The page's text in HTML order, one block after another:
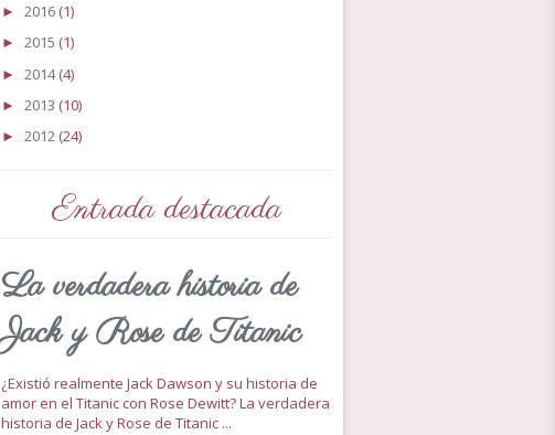
► 2016 (1)
► 2015 (1)
► 2014(4)
► 2013 (10)
► 2012 (24)
Entrada destacada
La verdadera historia de
Jack y Rose de Titanic
¿Existió realmente Jack Dawson y su historia de
amor en el Titanic con Rose Dewitt? La verdadera
historia de Jack y Rose de Titanic ...